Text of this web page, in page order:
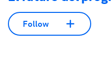
Follow